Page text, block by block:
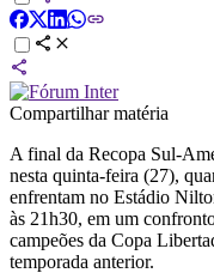
Compartilhar matéria
A final da Recopa Sul-
nesta quinta-feira (27),
enfrentam no Estádio
às 21h30, em um
campeões da Copa
temporada anterior.